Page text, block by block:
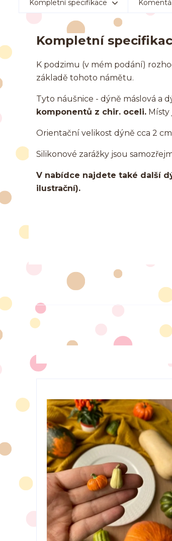
Kompletní specifikace
Kompletní
K podzimu (v mém podání)
základě tohoto námětu.
Tyto náušnice - dýně máslová a
komponentů z chir. oceli. Místy
Orientační velikost dýně cca 2
Silikonové zarážky jsou
V nabídce najdete také další
ilustrační).